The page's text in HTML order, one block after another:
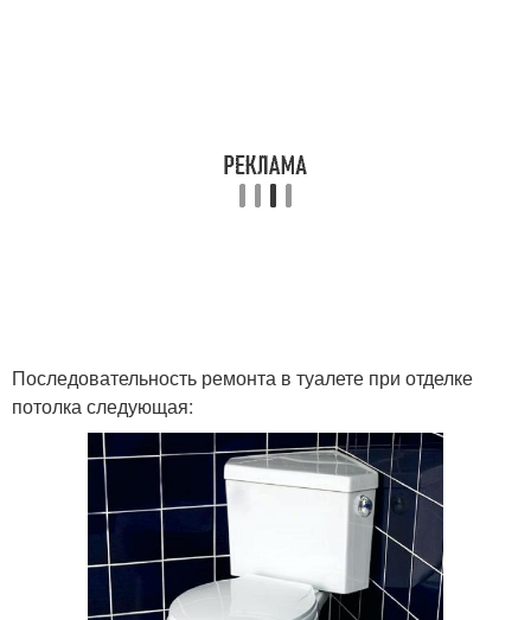
Последовательность ремонта в туалете при отделке
потолка следующая: